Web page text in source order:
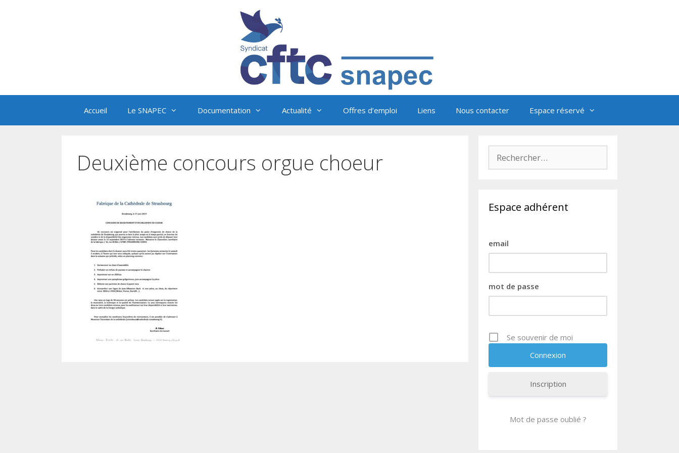
Accueil Le SNAPEC Documentation Actualité Offres d’emploi Liens Nous contacter Espace réservé
Deuxième concours orgue choeur
Espace adhérent
email
mot de passe
Se souvenir de moi
Inscription
Mot de passe oublié ?